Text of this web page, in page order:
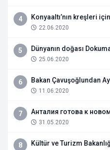
4 Konyaaltı’nın kreşleri
22.06.2020
5 Dünyanın doğası
25.06.2020
6 Bakan Çavuşoğlundan
11.06.2020
7 Анталия готова к
31.05.2020
8
Kültür ve Turizm